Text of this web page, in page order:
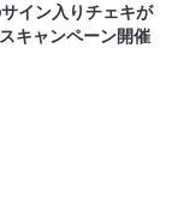
イン入りチェキが
キャンペーン開催